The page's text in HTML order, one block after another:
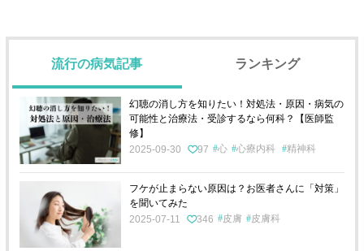
流行の病気記事 ランキング
幻聴の消し方を知りたい！対処法・原因・病気の
可能性と治療法・受診するなら何科？【医師監
修】
2025-09-30
97 心 心療内科 精神科
フケが止まらない原因は？お医者さんに「対策」
を聞いてみた
2025-07-11
346 皮膚 皮膚科